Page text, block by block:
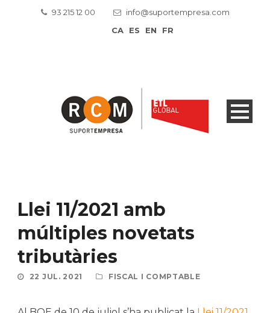
93 215 12 00
info@suportempresa.com
CA
ES EN FR
Llei 11/2021 amb
múltiples novetats
tributàries
22 JUL. 2021 FISCAL I COMPTABLE